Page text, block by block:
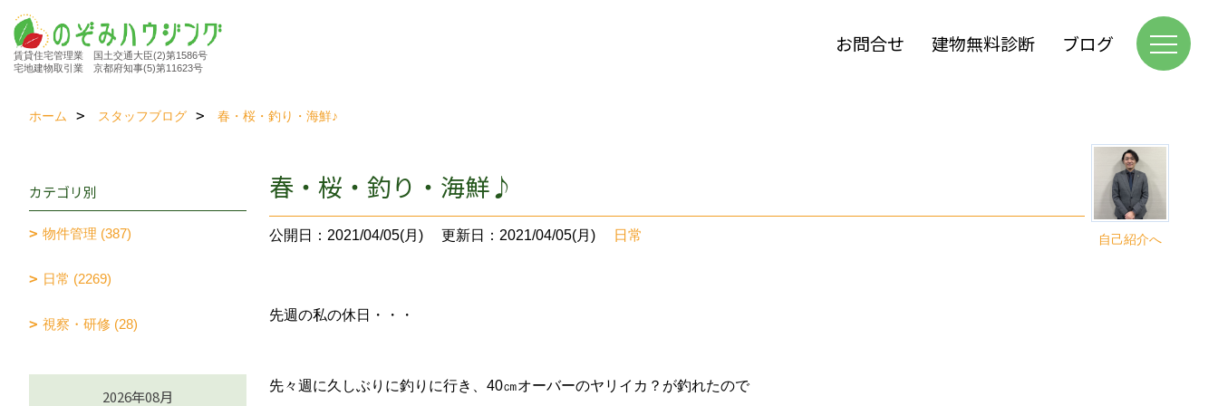
賃貸住宅管理業 国土交通大臣(2)第1586号
宅地建物取引業 京都府知事(5)第11623号
お問合せ 建物無料診断 ブログ
ホーム スタッフブログ 春・桜・釣り・海鮮♪
自己紹介へ
春・桜・釣り・海鮮♪
公開日：2021/04/05(月) 更新日：2021/04/05(月) 日常
先週の私の休日・・・
先々週に久しぶりに釣りに行き、40㎝オーバーのヤリイカ？が釣れたので
カテゴリ別
物件管理 (387)
日常 (2269)
視察・研修 (28)
2026年08月